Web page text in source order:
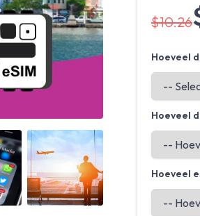
view Angled view
$10.26
Hoeveel
Hoeveel
Hoeveel